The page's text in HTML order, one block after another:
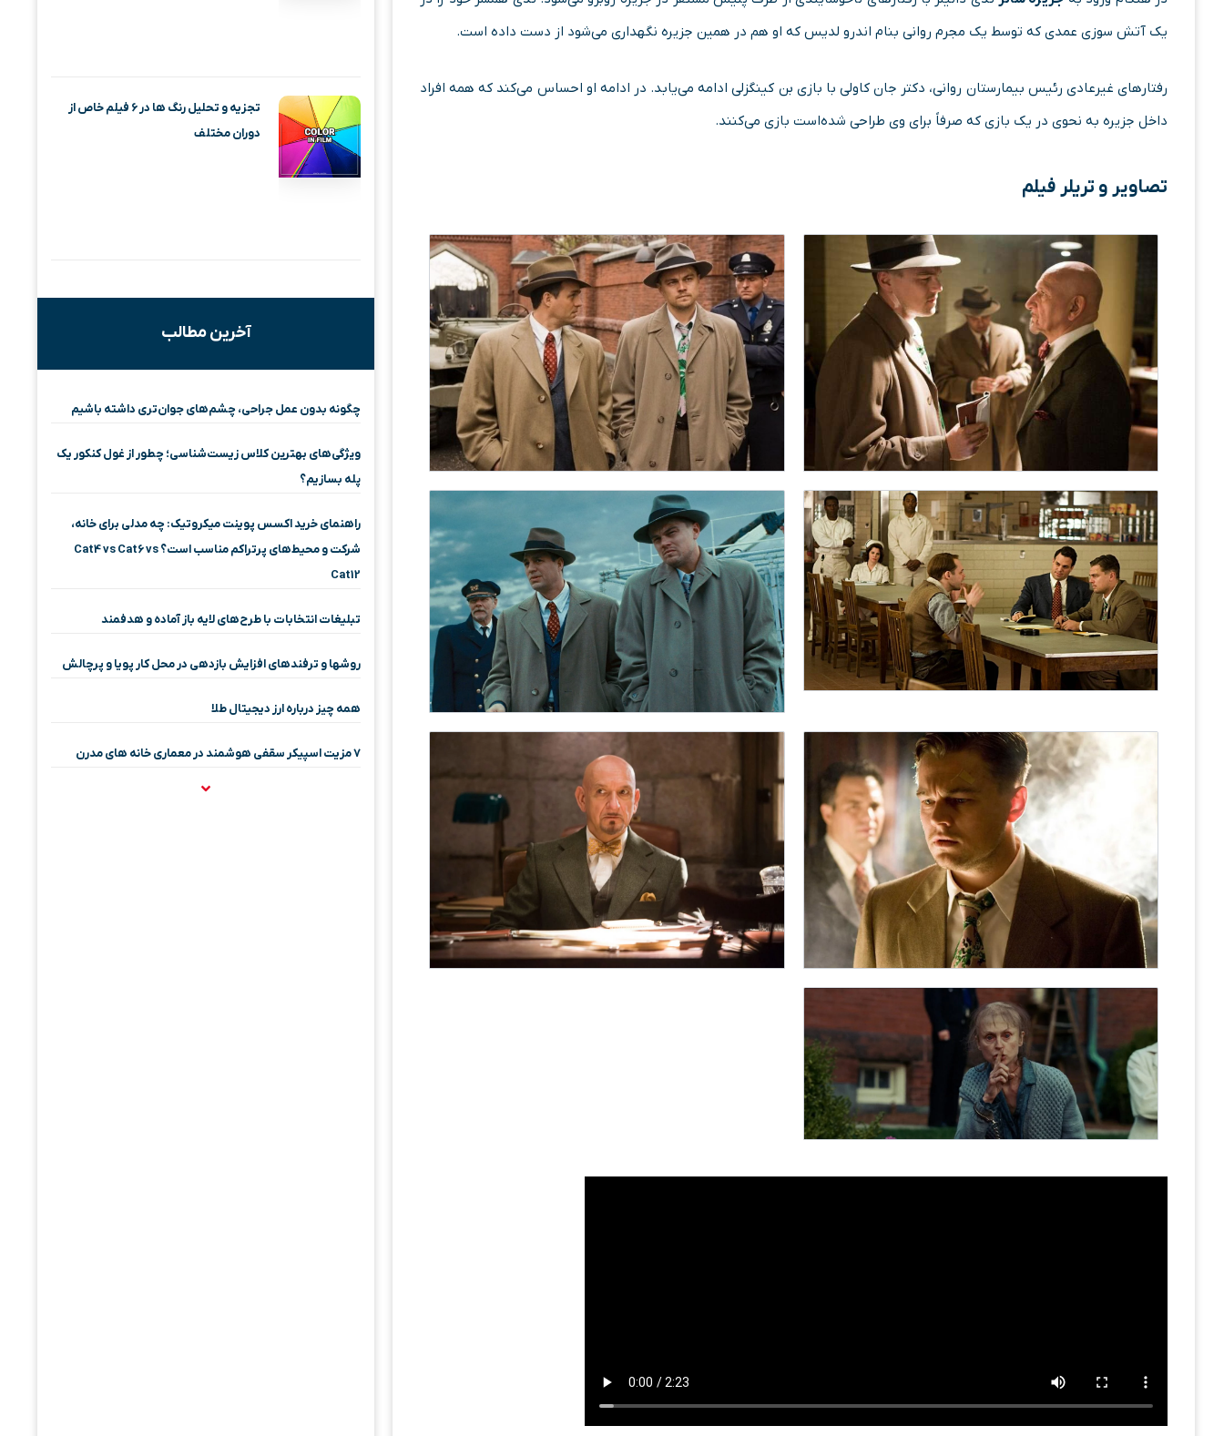
یک آتش‌ سوزی عمدی که توسط یک مجرم روانی بنام اندرو لدیس که او هم در همین جزیره نگهداری می‌شود از دست داده است.
رفتارهای غیرعادی رئیس بیمارستان روانی، دکتر جان کاولی با بازی بن کینگزلی ادامه می‌یابد. در ادامه او احساس می‌کند که همه افراد
داخل جزیره به نحوی در یک بازی که صرفاً برای وی طراحی شده‌است بازی می‌کنند.
تصاویر و تریلر فیلم
تجزیه و تحلیل رنگ ها در ۶ فیلم خاص از
دوران مختلف
آخرین مطالب
چگونه بدون عمل جراحی، چشم‌های جوان‌تری داشته باشیم
ویژگی‌های بهترین کلاس زیست‌شناسی؛ چطور از غول کنکور یک
پله بسازیم؟
راهنمای خرید اکسس پوینت میکروتیک: چه مدلی برای خانه،
شرکت و محیط‌های پرتراکم مناسب است؟ Cat4 vs Cat6 vs
Cat12
تبلیغات انتخابات با طرح‌های لایه باز آماده و هدفمند
روشها و ترفندهای افزایش بازدهی در محل کار پویا و پرچالش
همه چیز درباره ارز دیجیتال طلا
۷ مزیت اسپیکر سقفی هوشمند در معماری خانه‌ های مدرن